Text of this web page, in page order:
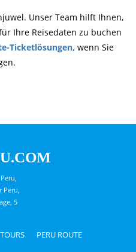
Unser Team hilft Ihnen,
Ihre Reisedaten zu buchen
Ticketlösungen, wenn Sie
5
PERU ROUTE